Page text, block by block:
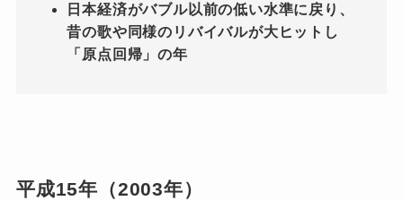
日本経済がバブル以前の低い水準に戻り、
昔の歌や同様のリバイバルが大ヒットし
「原点回帰」の年
平成15年（2003年）